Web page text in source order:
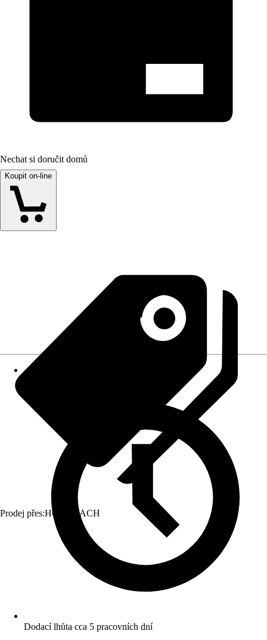
Nechat si doručit domů
Koupit on-line
Prodej přes:HORNBACH
Dodací lhůta cca 5 pracovních dní